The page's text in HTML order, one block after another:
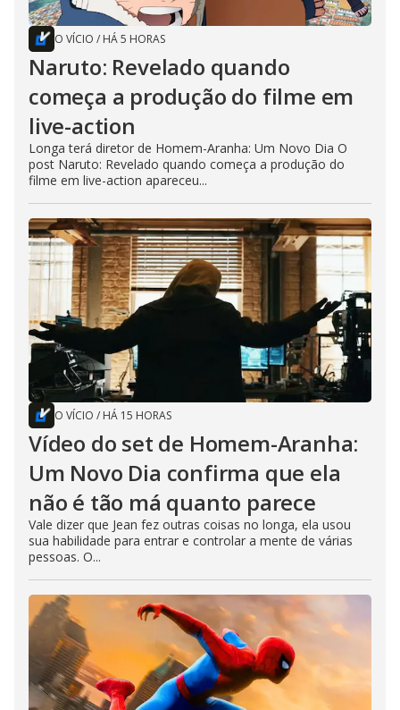
O VÍCIO / HÁ 5 HORAS
Naruto: Revelado quando
começa a produção do filme em
live-action
Longa terá diretor de Homem-Aranha: Um Novo Dia O
post Naruto: Revelado quando começa a produção do
filme em live-action apareceu...
O VÍCIO / HÁ 15 HORAS
Vídeo do set de Homem-Aranha:
Um Novo Dia confirma que ela
não é tão má quanto parece
Vale dizer que Jean fez outras coisas no longa, ela usou
sua habilidade para entrar e controlar a mente de várias
pessoas. O...